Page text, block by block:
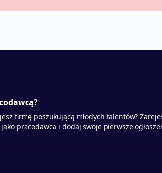
firmę poszukującą młodych talentów?
pracodawca i dodaj swoje pierwsze